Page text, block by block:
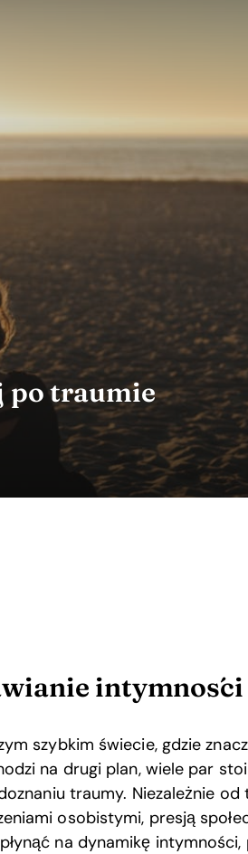
po traumie
szybkim świecie, gdzie
na drugi plan, wiele par
traumy. Niezależnie
osobistymi, presją
na dynamikę